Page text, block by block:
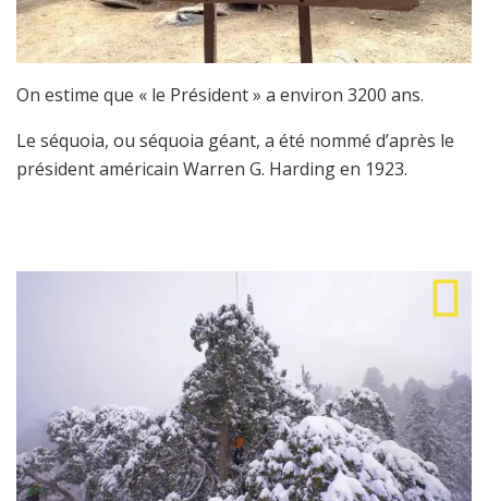
On estime que « le Président » a environ 3200 ans.
Le séquoia, ou séquoia géant, a été nommé d’après le
président américain Warren G. Harding en 1923.